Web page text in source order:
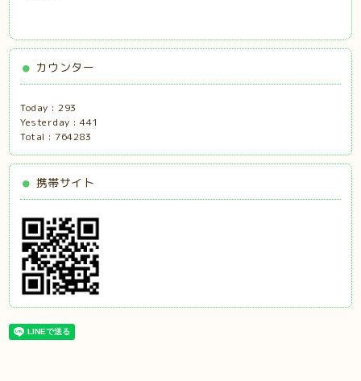
カウンター
Today :293
Yesterday :441
Total : 764283
携帯サイト